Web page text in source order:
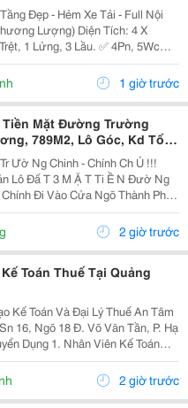
Đẹp - Hẻm Xe Tải - Full Nội
Diện Tích: 4 X
Phòng Thờ, Phòng Giặt, Sân
Gần Mặt Tiền, Thuận...1 giờ trước
Tiền Mặt Đường Trường
789M2, Lô Góc, Kd Tốt,
Ườ Ng Chinh - Chính Ch Ủ !!!
Lô Đấ T 3 M Ặ T Ti Ề N Đườ Ng
Đi Vào Cửa Ngõ Thành Ph Ố
2 giờ trước
Toán Thuế Tại Quảng
Kế Toán Và Đại Lý Thuế An Tâm
16, Ngõ 18 Đ. Võ Văn Tần, P. Hạ
Toán Thuế...
2 giờ trước